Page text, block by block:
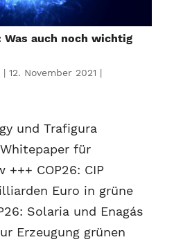
Was auch noch wichtig
| 12. November 2021 |
und Trafigura
für
COP26: CIP
Euro in grüne
Solaria und Enagás
Erzeugung grünen